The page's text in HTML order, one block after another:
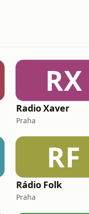
RX
Radio Xaver
Praha
RF
Rádio Folk
Praha